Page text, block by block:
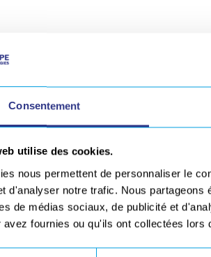
Consentement
utilise des cookies.
nous permettent de personnaliser le
d'analyser notre trafic. Nous
de médias sociaux, de publicité et
avez fournies ou qu'ils ont collectées lors